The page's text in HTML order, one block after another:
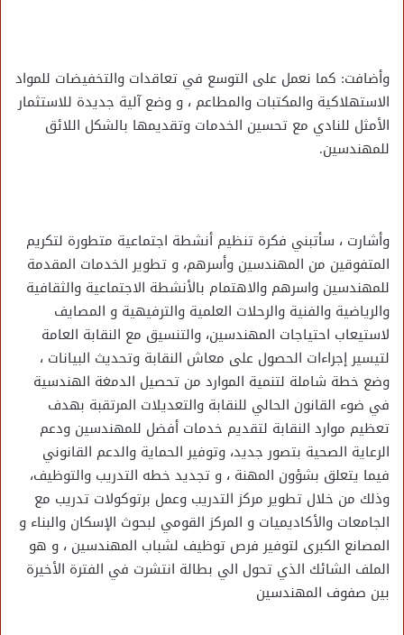
وأضافت: كما نعمل على التوسع في تعاقدات والتخفيضات للمواد
الاستهلاكية والمكتبات والمطاعم ، و وضع آلية جديدة للاستثمار
الأمثل للنادي مع تحسين الخدمات وتقديمها بالشكل اللائق
للمهندسين.
وأشارت ، سأتبني فكرة تنظيم أنشطة اجتماعية متطورة لتكريم
المتفوقين من المهندسين وأسرهم، و تطوير الخدمات المقدمة
للمهندسين واسرهم والاهتمام بالأنشطة الاجتماعية والثقافية
والرياضية والفنية والرحلات العلمية والترفيهية و المصايف
لاستيعاب احتياجات المهندسين، والتنسيق مع النقابة العامة
لتيسير إجراءات الحصول على معاش النقابة وتحديث البيانات ،
وضع خطة شاملة لتنمية الموارد من تحصيل الدمغة الهندسية
في ضوء القانون الحالي للنقابة والتعديلات المرتقبة بهدف
تعظيم موارد النقابة لتقديم خدمات أفضل للمهندسين ودعم
الرعاية الصحية بتصور جديد، وتوفير الحماية والدعم القانوني
فيما يتعلق بشؤون المهنة ، و تجديد خطه التدريب والتوظيف،
وذلك من خلال تطوير مركز التدريب وعمل برتوكولات تدريب مع
الجامعات والأكاديميات و المركز القومي لبحوث الإسكان والبناء و
المصانع الكبرى لتوفير فرص توظيف لشباب المهندسين ، و هو
الملف الشائك الذي تحول الي بطالة انتشرت في الفترة الأخيرة
بين صفوف المهندسين